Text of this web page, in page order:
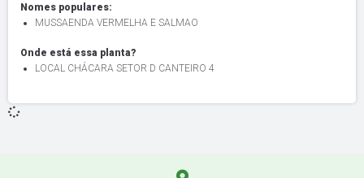
Nomes populares:
MUSSAENDA VERMELHA E SALMAO
Onde está essa planta?
LOCAL CHÁCARA SETOR D CANTEIRO 4